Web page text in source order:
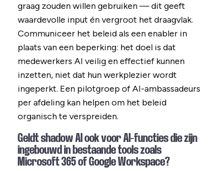
graag zouden willen gebruiken — dit geeft
waardevolle input én vergroot het draagvlak.
Communiceer het beleid als een enabler in
plaats van een beperking: het doel is dat
medewerkers AI veilig en effectief kunnen
inzetten, niet dat hun werkplezier wordt
ingeperkt. Een pilotgroep of AI-ambassadeurs
per afdeling kan helpen om het beleid
organisch te verspreiden.
Geldt shadow AI ook voor AI-functies die zijn
ingebouwd in bestaande tools zoals
Microsoft 365 of Google Workspace?